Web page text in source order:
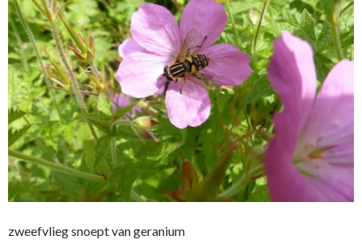
zweefvlieg snoept van geranium